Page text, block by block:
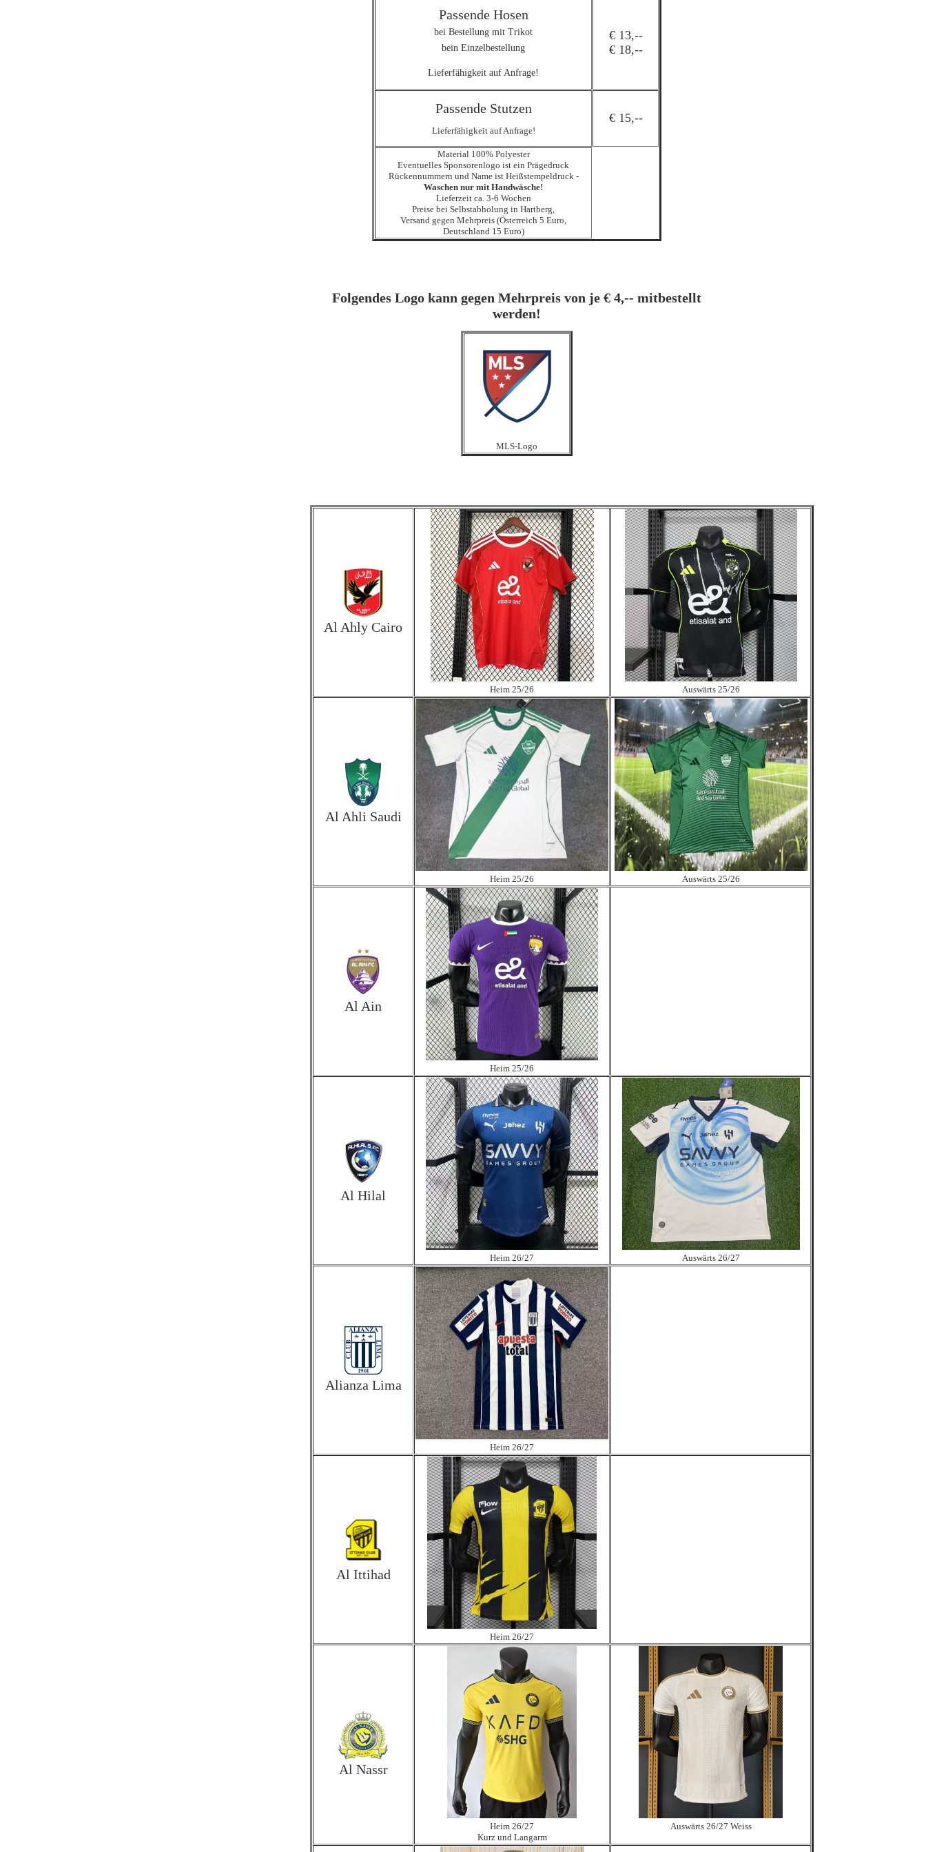
Passende Hosen
bei Bestellung mit Trikot
bein Einzelbestellung
Lieferfähigkeit auf Anfrage!
€ 13,--
€ 18,--
Passende Stutzen
Lieferfähigkeit auf Anfrage!
€ 15,--
Material 100% Polyester
Eventuelles Sponsorenlogo ist ein Prägedruck
Rückennummern und Name ist Heißstempeldruck -
Waschen nur mit Handwäsche!
Lieferzeit ca. 3-6 Wochen
Preise bei Selbstabholung in Hartberg,
Versand gegen Mehrpreis (Österreich 5 Euro,
Deutschland 15 Euro)
Folgendes Logo kann gegen Mehrpreis von je € 4,-- mitbestellt
werden!
MLS-Logo
Al Ahly Cairo
Heim 25/26 Auswärts 25/26
Al Ahli Saudi
Heim 25/26 Auswärts 25/26
Al Ain
Heim 25/26
Al Hilal
Heim 26/27 Auswärts 26/27
Alianza Lima
Heim 26/27
Al Ittihad
Heim 26/27
Al Nassr
Heim 26/27
Kurz und Langarm
Auswärts 26/27 Weiss